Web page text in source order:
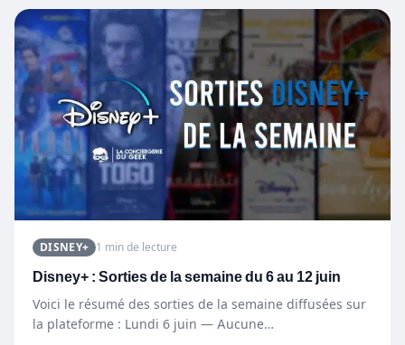
DISNEY+ 1 min de lecture
Disney+ : Sorties de la semaine du 6 au 12 juin
Voici le résumé des sorties de la semaine diffusées sur
la plateforme : Lundi 6 juin — Aucune…